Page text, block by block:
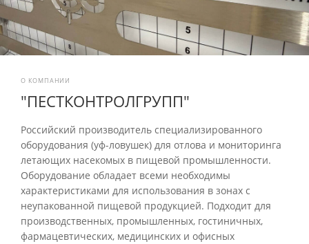
О КОМПАНИИ
"ПЕСТКОНТРОЛГРУПП"
Российский производитель специализированного
оборудования (уф-ловушек) для отлова и мониторинга
летающих насекомых в пищевой промышленности.
Оборудование обладает всеми необходимы
характеристиками для использования в зонах с
неупакованной пищевой продукцией. Подходит для
производственных, промышленных, гостиничных,
фармацевтических, медицинских и офисных